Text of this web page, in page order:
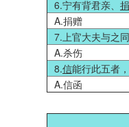
6.宁有背君亲、 捐
A.捐赠
7.上官大夫与之
A.杀伤
8.信能行此五者
A.信函